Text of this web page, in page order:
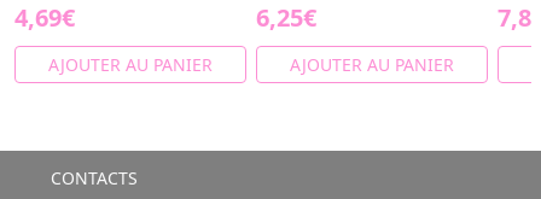
4,69€
AJOUTER AU PANIER
6,25€
AJOUTER AU PANIER
CONTACTS